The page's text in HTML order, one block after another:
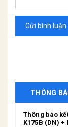
Gửi bình luận
THÔNG
Thông báo
K175B (DN) +